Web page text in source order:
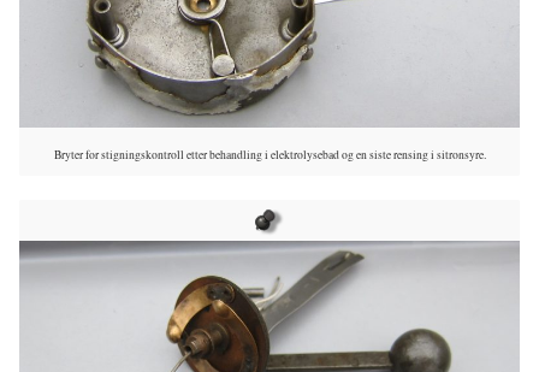
Bryter for stigningskontroll etter behandling i elektrolysebad og en siste rensing i sitronsyre.